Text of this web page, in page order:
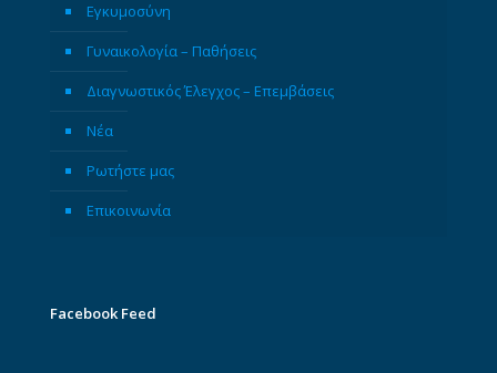
Εγκυμοσύνη
Γυναικολογία – Παθήσεις
Διαγνωστικός Έλεγχος – Επεμβάσεις
Νέα
Ρωτήστε μας
Επικοινωνία
Facebook Feed